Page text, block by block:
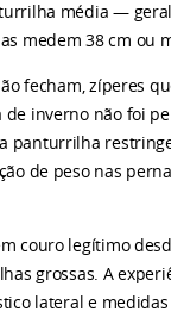
média —
medem 38 cm ou
fecham, zíperes
inverno não foi
de peso nas
couro legítimo
grossas. A
lateral e